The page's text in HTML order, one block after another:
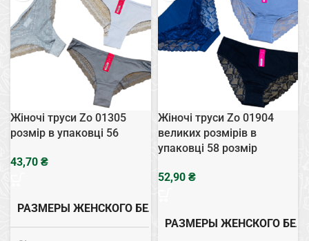
Жіночі труси Zo 01305
розмір в упаковці 56
₴
РАЗМЕРЫ ЖЕНСКОГО БЕЛЬЯ
Жіночі труси Zo 01904
великих розмірів в
упаковці 58 розмір
₴
РАЗМЕРЫ ЖЕНСКОГО